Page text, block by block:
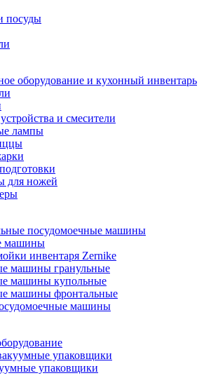
посуды
оборудование и кухонный инвентарь
и смесители
лампы
для ножей
посудомоечные машины
машины
инвентаря Zernike
машины гранульные
машины купольные
машины фронтальные
машины
упаковщики
упаковщики